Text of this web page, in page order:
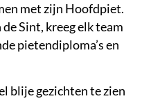
met zijn Hoofdpiet.
Sint, kreeg elk team
pietendiploma’s en
blije gezichten te zien